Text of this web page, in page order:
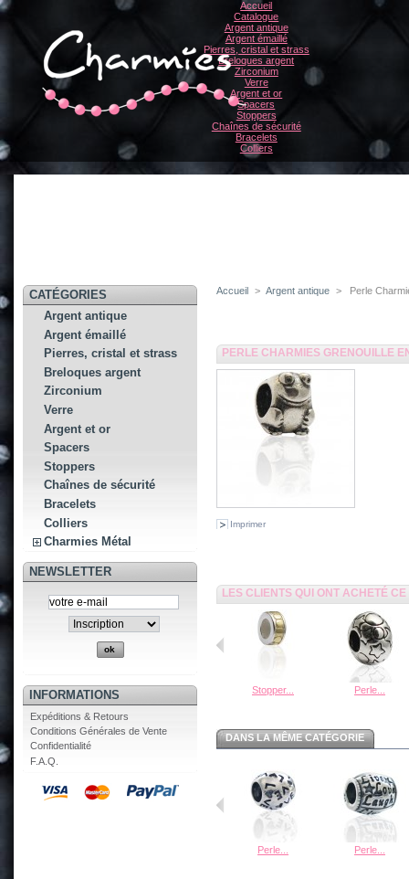
Accueil
Catalogue
Argent antique
Argent émaillé
Pierres, cristal et strass
Breloques argent
Zirconium
Verre
Argent et or
Spacers
Stoppers
Chaînes de sécurité
Bracelets
Colliers
CATÉGORIES
Argent antique
Argent émaillé
Pierres, cristal et strass
Breloques argent
Zirconium
Verre
Argent et or
Spacers
Stoppers
Chaînes de sécurité
Bracelets
Colliers
Charmies Métal
NEWSLETTER
INFORMATIONS
Expéditions & Retours
Conditions Générales de Vente
Confidentialité
F.A.Q.
Accueil > Argent antique > Perle
PERLE CHARMIES GRENOUILLE
Imprimer
LES CLIENTS QUI ONT ACHETÉ
Stopper... Perle...
DANS LA MÊME CATÉGORIE
Perle... Perle...